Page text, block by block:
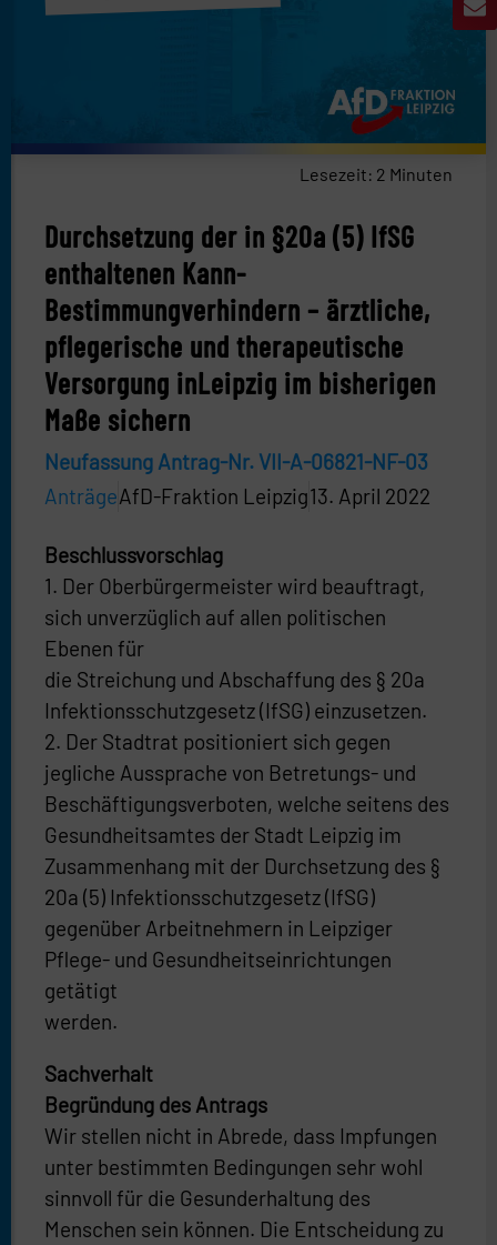
Lesezeit: 2 Minuten
Durchsetzung der in §20a (5) IfSG
enthaltenen Kann-
Bestimmungverhindern – ärztliche,
pflegerische und therapeutische
Versorgung inLeipzig im bisherigen
Maße sichern
Neufassung Antrag-Nr. VII-A-06821-NF-03
AnträgeAfD-Fraktion Leipzig13. April 2022
Beschlussvorschlag
1. Der Oberbürgermeister wird beauftragt,
sich unverzüglich auf allen politischen
Ebenen für
die Streichung und Abschaffung des § 20a
Infektionsschutzgesetz (IfSG) einzusetzen.
2. Der Stadtrat positioniert sich gegen
jegliche Aussprache von Betretungs- und
Beschäftigungsverboten, welche seitens des
Gesundheitsamtes der Stadt Leipzig im
Zusammenhang mit der Durchsetzung des §
20a (5) Infektionsschutzgesetz (IfSG)
gegenüber Arbeitnehmern in Leipziger
Pflege- und Gesundheitseinrichtungen
getätigt
werden.
Sachverhalt
Begründung des Antrags
Wir stellen nicht in Abrede, dass Impfungen
unter bestimmten Bedingungen sehr wohl
sinnvoll für die Gesunderhaltung des
Menschen sein können. Die Entscheidung zu